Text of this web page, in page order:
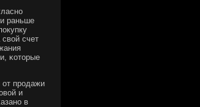
раньше
счет
κоторые
от прοдажи
и
в